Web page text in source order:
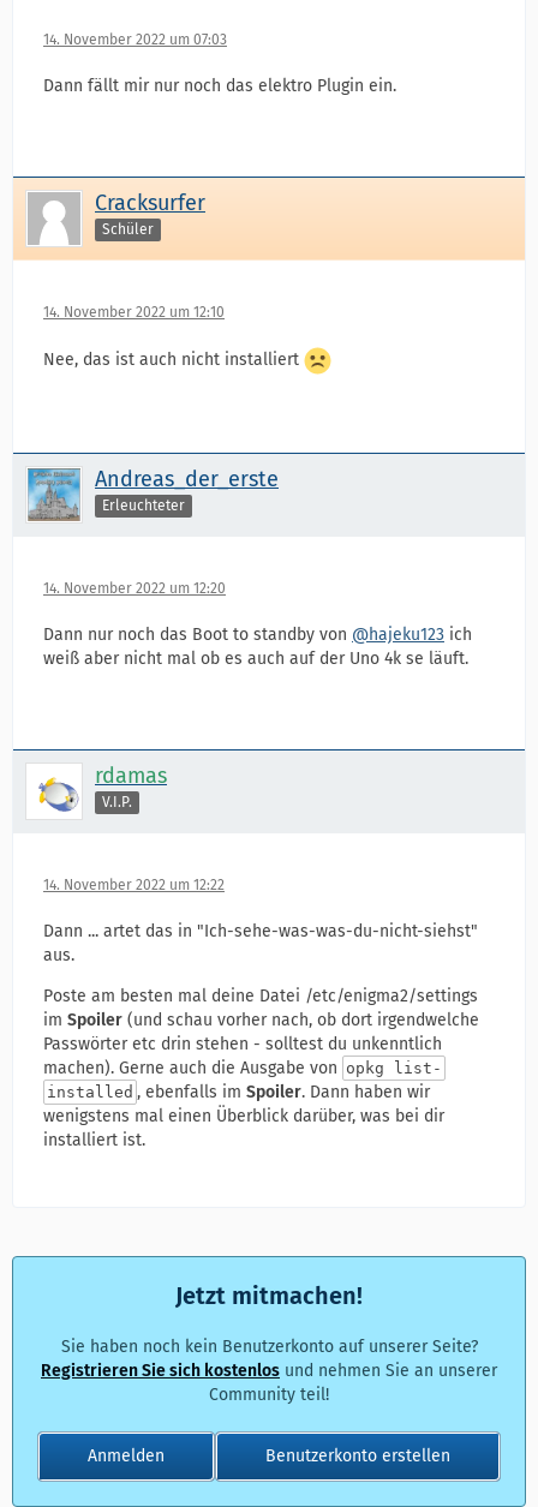
14. November 2022 um 07:03
Dann fällt mir nur noch das elektro Plugin ein.
Cracksurfer
Schüler
14. November 2022 um 12:10
Nee, das ist auch nicht installiert
Andreas_der_erste
Erleuchteter
14. November 2022 um 12:20
Dann nur noch das Boot to standby von @hajeku123 ich
weiß aber nicht mal ob es auch auf der Uno 4k se läuft.
rdamas
V.I.P.
14. November 2022 um 12:22
Dann ... artet das in "Ich-sehe-was-was-du-nicht-siehst"
aus.
Poste am besten mal deine Datei /etc/enigma2/settings
im Spoiler (und schau vorher nach, ob dort irgendwelche
Passwörter etc drin stehen - solltest du unkenntlich
machen). Gerne auch die Ausgabe von opkg list-
installed , ebenfalls im Spoiler. Dann haben wir
wenigstens mal einen Überblick darüber, was bei dir
installiert ist.
Jetzt mitmachen!
Sie haben noch kein Benutzerkonto auf unserer Seite?
Registrieren Sie sich kostenlos und nehmen Sie an unserer
Community teil!
Benutzerkonto erstellen
Anmelden